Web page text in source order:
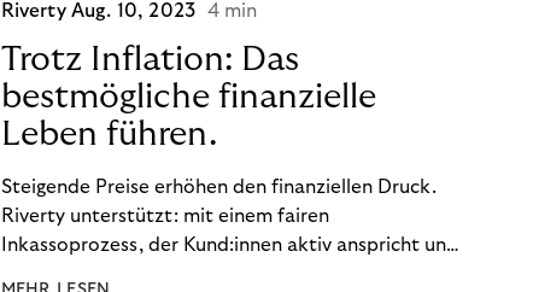
Riverty Aug. 10, 2023 4 min
Trotz Inflation: Das
bestmögliche finanzielle
Leben führen.
Steigende Preise erhöhen den finanziellen Druck.
Riverty unterstützt: mit einem fairen
Inkassoprozess, der Kund:innen aktiv anspricht und